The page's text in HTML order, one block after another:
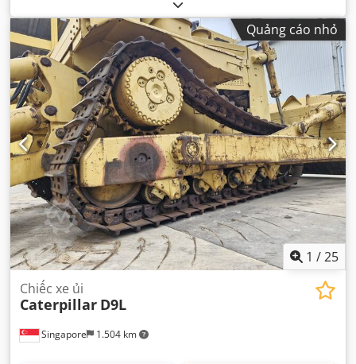
1994, số máy/phương tiện:8CJ01246, Thiết bị:cabin,
Quảng cáo nhỏ
1 /25
Singapore 1.504 km
Chiếc xe ủi
Caterpillar D9L